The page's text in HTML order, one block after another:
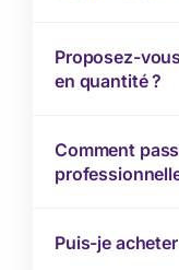
Proposez-
en quantité ?
Comment
Puis-je